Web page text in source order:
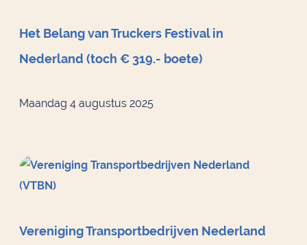
Het Belang van Truckers Festival in
Nederland (toch € 319.- boete)
Maandag 4 augustus 2025
Vereniging Transportbedrijven Nederland